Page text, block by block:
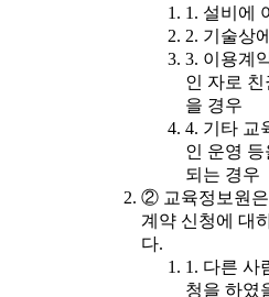
1. 설비에
2. 기술상
3. 이용계
인 자로
을 경우
4. 기타 교
인 운영
되는 경우
② 교육정보원은
계약 신청에 대
다.
1. 다른 사
청을 하였